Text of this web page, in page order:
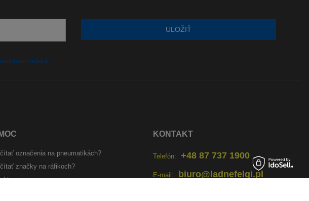
údajov
ULOŽIŤ
označenia na pneumatikách?
značky na ráfikoch?
KONTAKT
Telefón: +48 87 737 1900
E-mail: biuro@ladnefelgi.pl